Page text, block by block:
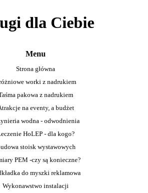
dla Ciebie
Menu
Strona główna
worki z nadrukiem
pakowa z nadrukiem
na eventy, a budżet
wodna - odwodnienia
HoLEP - dla kogo?
stoisk wystawowych
PEM -czy są konieczne?
do myszki reklamowa
Wykonawstwo instalacji